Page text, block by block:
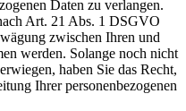
Daten zu verlangen.
Art. 21 Abs. 1 DSGVO
zwischen Ihren und
werden. Solange noch nicht
haben Sie das Recht,
Ihrer personenbezogenen